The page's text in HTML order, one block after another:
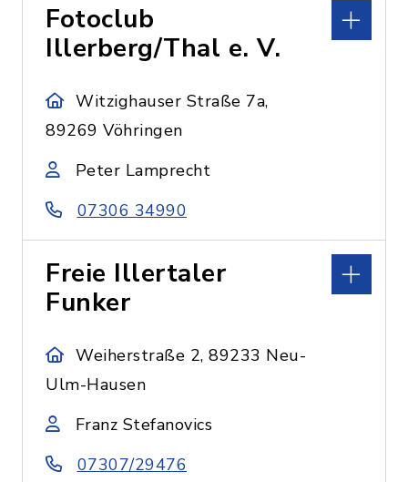
Fotoclub
Illerberg/Thal e. V.
Witzighauser Straße 7a,
89269 Vöhringen
Peter Lamprecht
07306 34990
Freie Illertaler
Funker
Weiherstraße 2, 89233 Neu-
Ulm-Hausen
Franz Stefanovics
07307/29476